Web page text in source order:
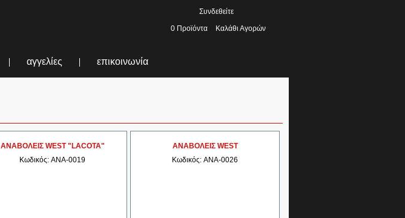
Συνδεθείτε
0 Προϊόντα Καλάθι Αγορών
αγγελίες επικοινωνία
ΑΝΑΒΟΛΕΙΣ WEST "LACOTA"
Κωδικός: ANA-0019
ΑΝΑΒΟΛΕΙΣ WEST
Κωδικός: ANA-0026